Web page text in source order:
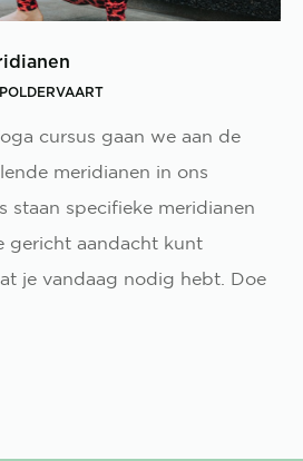
cursus gaan we aan de
meridianen in ons
staan specifieke meridianen
gericht aandacht kunt
je vandaag nodig hebt. Doe